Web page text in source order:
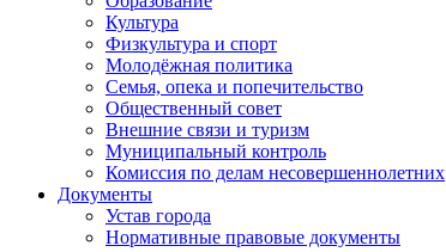
Культура
Физкультура и спорт
Молодёжная политика
Семья, опека и попечительство
Общественный совет
Внешние связи и туризм
Муниципальный контроль
Комиссия по делам несовершеннолетних
Документы
Устав города
Нормативные правовые документы